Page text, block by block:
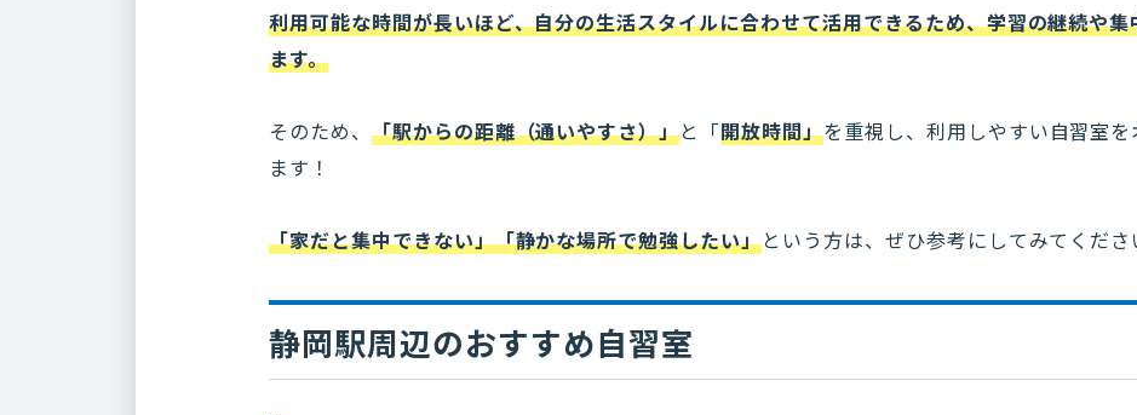
利用可能な時間が長いほど、自分の生活スタイルに合わせて活用できるため、学習の継続や
ます。
そのため、 「駅からの距離（通いやすさ）」と「開放時間」を重視し、利用しやすい自習室
ます！
「家だと集中できない」「静かな場所で勉強したい」という方は、ぜひ参考にしてみてくださ
静岡駅周辺のおすすめ自習室